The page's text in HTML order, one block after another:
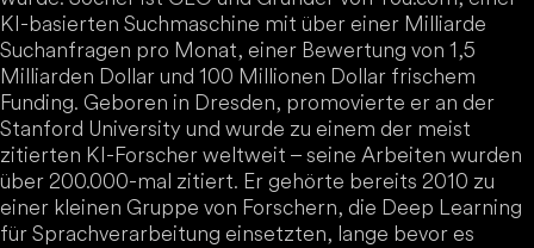
KI-basierten Suchmaschine mit über einer Milliarde
Suchanfragen pro Monat, einer Bewertung von 1,5
Milliarden Dollar und 100 Millionen Dollar frischem
Funding. Geboren in Dresden, promovierte er an der
Stanford University und wurde zu einem der meist
zitierten KI-Forscher weltweit – seine Arbeiten wurden
über 200.000-mal zitiert. Er gehörte bereits 2010 zu
einer kleinen Gruppe von Forschern, die Deep Learning
für Sprachverarbeitung einsetzten, lange bevor es